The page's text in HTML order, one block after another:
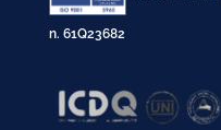
n. 61Q23682